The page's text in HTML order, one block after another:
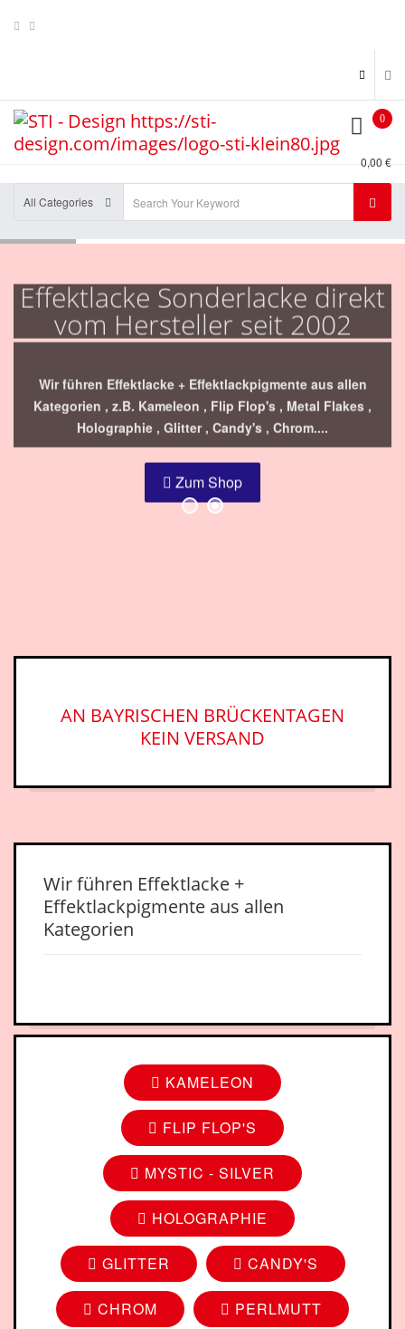
0
0,00 €
All Categories
Effektlacke Sonderlacke direkt
vom Hersteller seit 2002
Wir führen Effektlacke + Effektlackpigmente aus allen
Kategorien , z.B. Kameleon , Flip Flop's , Metal Flakes ,
Holographie , Glitter , Candy's , Chrom....
Zum Shop
AN BAYRISCHEN BRÜCKENTAGEN
KEIN VERSAND
Wir führen Effektlacke +
Effektlackpigmente aus allen
Kategorien
KAMELEON
FLIP FLOP'S
MYSTIC - SILVER
HOLOGRAPHIE
GLITTER CANDY'S
CHROM PERLMUTT